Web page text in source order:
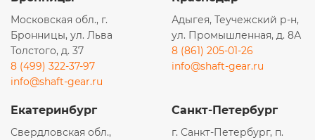
Московская обл., г.
Бронницы, ул. Льва
Толстого, д. 37
8 (499) 322-37-97
info@shaft-gear.ru
Адыгея, Теучежский р-н,
ул. Промышленная, д. 8А
8 (861) 205-01-26
info@shaft-gear.ru
Екатеринбург
Свердловская обл.,
Санкт-Петербург
г. Санкт-Петербург, п.